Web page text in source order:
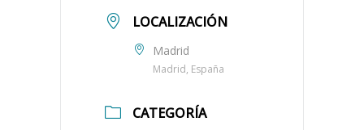
LOCALIZACIÓN
Madrid
Madrid, España
CATEGORÍA